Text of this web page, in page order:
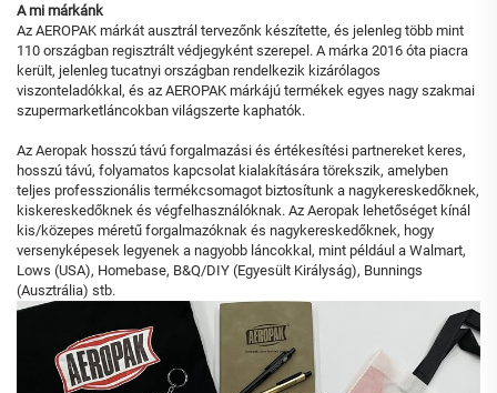
A mi márkánk
Az AEROPAK márkát ausztrál tervezőnk készítette, és jelenleg több mint
110 országban regisztrált védjegyként szerepel. A márka 2016 óta piacra
került, jelenleg tucatnyi országban rendelkezik kizárólagos
viszonteladókkal, és az AEROPAK márkájú termékek egyes nagy szakmai
szupermarketláncokban világszerte kaphatók.
Az Aeropak hosszú távú forgalmazási és értékesítési partnereket keres,
hosszú távú, folyamatos kapcsolat kialakítására törekszik, amelyben
teljes professzionális termékcsomagot biztosítunk a nagykereskedőknek,
kiskereskedőknek és végfelhasználóknak. Az Aeropak lehetőséget kínál
kis/közepes méretű forgalmazóknak és nagykereskedőknek, hogy
versenyképesek legyenek a nagyobb láncokkal, mint például a Walmart,
Lows (USA), Homebase, B&Q/DIY (Egyesült Királyság), Bunnings
(Ausztrália) stb.